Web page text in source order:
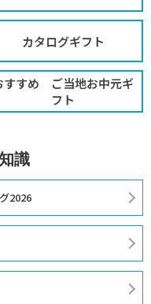
カタログギフト
すすめ ご当地お中元ギ
フト
識
2026